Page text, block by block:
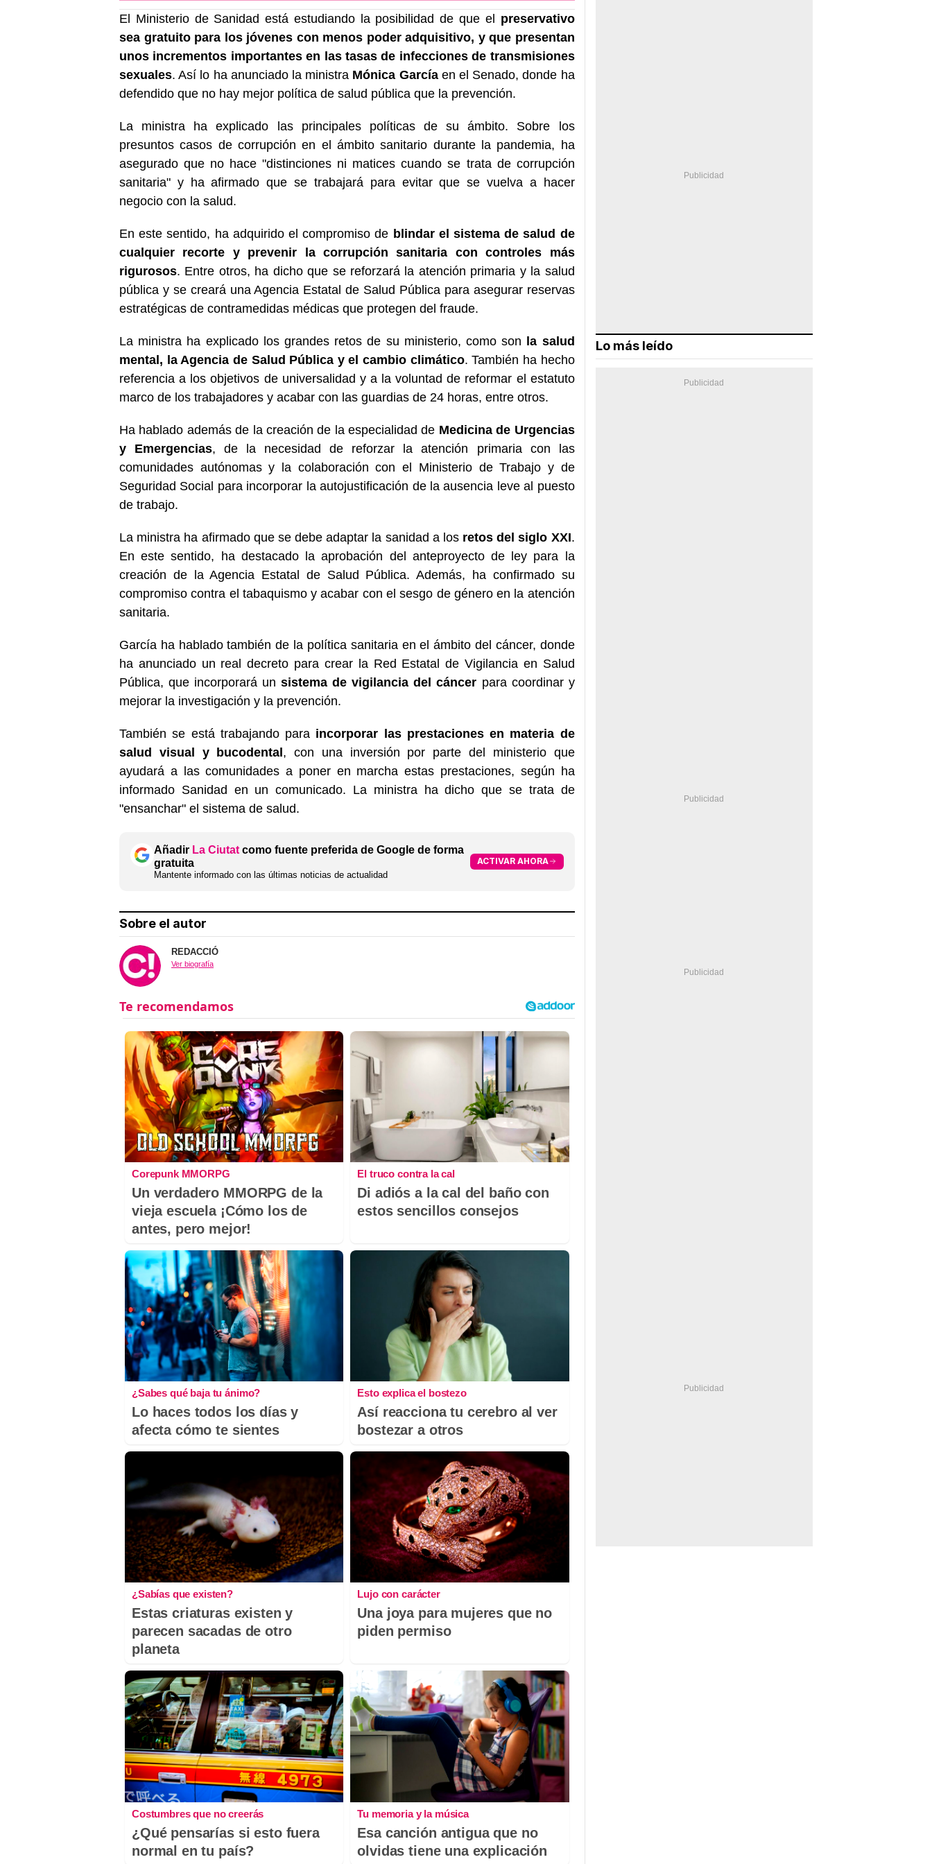
El Ministerio de Sanidad está estudiando la posibilidad de que el preservativo
sea gratuito para los jóvenes con menos poder adquisitivo, y que presentan
unos incrementos importantes en las tasas de infecciones de transmisiones
sexuales. Así lo ha anunciado la ministra Mónica Garcíaen el Senado, donde ha
defendido que no hay mejor política de salud pública que la prevención.
La ministra ha explicado las principales políticas de su ámbito. Sobre los
presuntos casos de corrupción en el ámbito sanitario durante la pandemia, ha
asegurado que no hace "distinciones ni matices cuando se trata de corrupción
sanitaria" y ha afirmado que se trabajará para evitar que se vuelva a hacer
negocio con la salud.
En este sentido, ha adquirido el compromiso de blindar el sistema de salud de
cualquier recorte y prevenir la corrupción sanitaria con controles más
rigurosos. Entre otros, ha dicho que se reforzará la atención primaria y la salud
pública y se creará una Agencia Estatal de Salud Pública para asegurar reservas
estratégicas de contramedidas médicas que protegen del fraude.
La ministra ha explicado los grandes retos de su ministerio, como son la salud
mental, la Agencia de Salud Pública y el cambio climático. También ha hecho
referencia a los objetivos de universalidad y a la voluntad de reformar el estatuto
marco de los trabajadores y acabar con las guardias de 24 horas, entre otros.
Ha hablado además de la creación de la especialidad de Medicina de Urgencias
y Emergencias, de la necesidad de reforzar la atención primaria con las
comunidades autónomas y la colaboración con el Ministerio de Trabajo y de
Seguridad Social para incorporar la autojustificación de la ausencia leve al puesto
de trabajo.
La ministra ha afirmado que se debe adaptar la sanidad a losretos del siglo XXI.
En este sentido, ha destacado la aprobación del anteproyecto de ley para la
creación de la Agencia Estatal de Salud Pública. Además, ha confirmado su
compromiso contra el tabaquismo y acabar con el sesgo de género en la atención
sanitaria.
García ha hablado también de la política sanitaria en el ámbito del cáncer, donde
ha anunciado un real decreto para crear la Red Estatal de Vigilancia en Salud
Pública, que incorporará unsistema de vigilancia del cáncer para coordinar y
mejorar la investigación y la prevención.
También se está trabajando para incorporar las prestaciones en materia de
salud visual y bucodental, con una inversión por parte del ministerio que
ayudará a las comunidades a poner en marcha estas prestaciones, según ha
informado Sanidad en un comunicado. La ministra ha dicho que se trata de
"ensanchar" el sistema de salud.
Añadir La Ciutat como fuente preferida de Google de forma
gratuita
Mantente informado con las últimas noticias de actualidad
ACTIVAR AHORA
Sobre el autor
REDACCIÓ
Ver biografía
Corepunk MMORPG
Un verdadero MMORPG de la
vieja escuela ¡Cómo los de
antes, pero mejor!
El truco contra la cal
Di adiós a la cal del baño con
estos sencillos consejos
¿Sabes qué baja tu ánimo?
Lo haces todos los días y
afecta cómo te sientes
Esto explica el bostezo
Así reacciona tu cerebro al ver
bostezar a otros
¿Sabías que existen?
Estas criaturas existen y
parecen sacadas de otro
planeta
Lujo con carácter
Una joya para mujeres que no
piden permiso
Costumbres que no creerás
¿Qué pensarías si esto fuera
normal en tu país?
Tu memoria y la música
Esa canción antigua que no
olvidas tiene una explicación
Lo más leído